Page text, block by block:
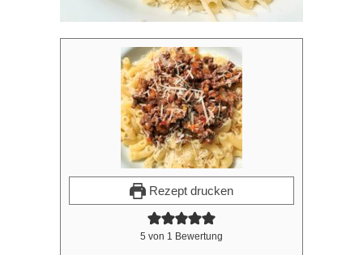
Rezept drucken
5 von 1 Bewertung